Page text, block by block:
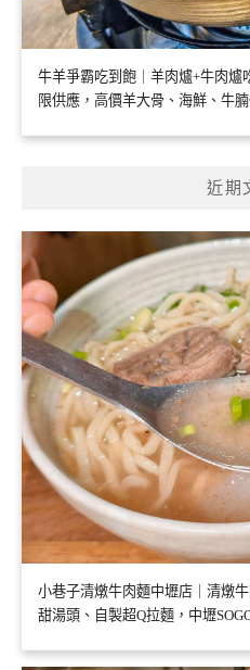
牛羊爭霸吃到飽｜羊肉爐+牛肉爐
限供應，高價羊大骨、海鮮、牛
近期
小巷子清燉牛肉麵中壢店｜清燉
甜湯頭、自製超Q拉麵，中壢